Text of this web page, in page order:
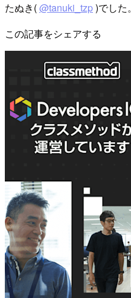
たぬき(@tanuki_tzp)でした。
この記事をシェアする